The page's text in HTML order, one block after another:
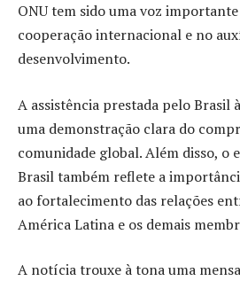
ONU tem sido uma voz
cooperação internacional e no
desenvolvimento.
A assistência prestada pelo Brasil
uma demonstração clara do
comunidade global. Além disso, o
Brasil também reflete a
ao fortalecimento das relações
América Latina e os demais
A notícia trouxe à tona uma